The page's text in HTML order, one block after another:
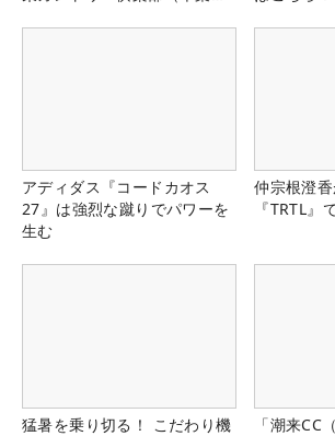
アディダス『コードカオス
27』は強烈な蹴りでパワーを
生む
仲宗根澄
『TRTL』
猛暑を乗り切る！ こだわり機
「潮来CC